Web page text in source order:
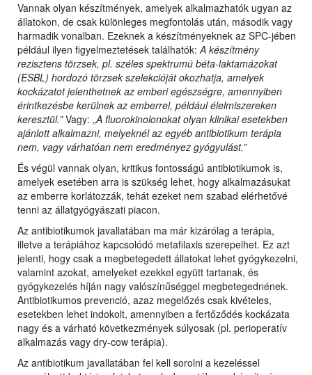
Vannak olyan készítmények, amelyek alkalmazhatók ugyan az
állatokon, de csak különleges megfontolás után, második vagy
harmadik vonalban. Ezeknek a készítményeknek az SPC-jében
például ilyen figyelmeztetések találhatók:A készítmény
rezisztens törzsek, pl. széles spektrumú béta-laktamázokat
(ESBL) hordozó törzsek szelekcióját okozhatja, amelyek
kockázatot jelenthetnek az emberi egészségre, amennyiben
érintkezésbe kerülnek az emberrel, például élelmiszereken
keresztül.”Vagy: „A fluorokinolonokat olyan klinikai esetekben
ajánlott alkalmazni, melyeknél az egyéb antibiotikum terápia
nem, vagy várhatóan nem eredményez gyógyulást.”
És végül vannak olyan, kritikus fontosságú antibiotikumok is,
amelyek esetében arra is szükség lehet, hogy alkalmazásukat
az emberre korlátozzák, tehát ezeket nem szabad elérhetővé
tenni az állatgyógyászati piacon.
Az antibiotikumok javallatában ma már kizárólag a terápia,
illetve a terápiához kapcsolódó metafilaxis szerepelhet. Ez azt
jelenti, hogy csak a megbetegedett állatokat lehet gyógykezelni,
valamint azokat, amelyeket ezekkel együtt tartanak, és
gyógykezelés híján nagy valószínűséggel megbetegednének.
Antibiotikumos prevenció, azaz megelőzés csak kivételes,
esetekben lehet indokolt, amennyiben a fertőződés kockázata
nagy és a várható következmények súlyosak (pl. perioperatív
alkalmazás vagy dry-cow terápia).
Az antibiotikum javallatában fel kell sorolni a kezeléssel